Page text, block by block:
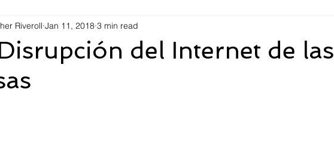
de la Información
del Internet de las
Riveroll Jan 11, 2018 3 min read